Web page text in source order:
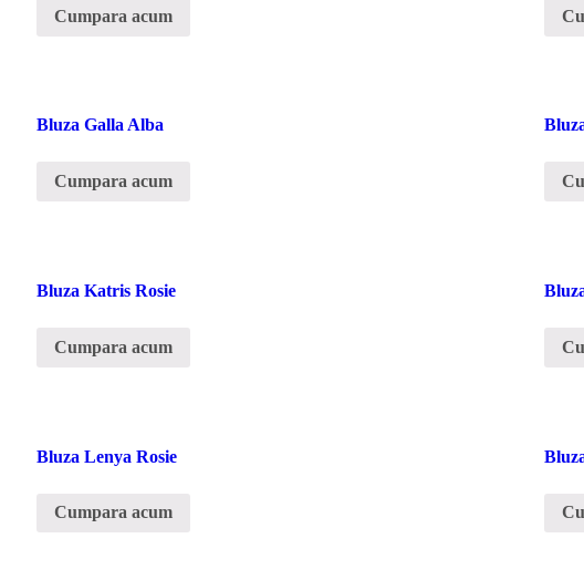
Cumpara acum
Bluza Galla Alba
Cumpara acum
Bluza Katris Rosie
Cumpara acum
Bluza Lenya Rosie
Cumpara acum